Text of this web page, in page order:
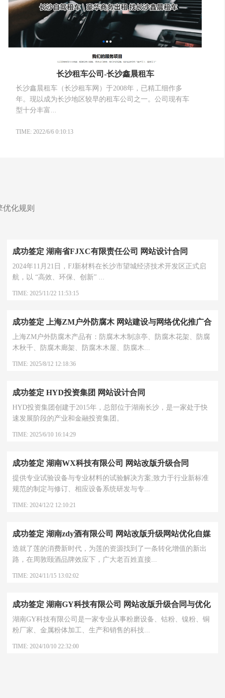
长沙租车公司-长沙鑫晨租车
长沙鑫晨租车（长沙租车网）于2008年，已精工细作多
年。现以成为长沙地区较早的租车公司之一。公司现有车
型十分丰富...
TIME: 2022/6/6 0:10:13
化规则
成功签定 湖南省FJXC有限责任公司 网站设计合同
2024年11月21日，FJ新材料在长沙市望城经济技术开发区正式启
航，以 “高效、环保、创新” ...
TIME: 2025/11/22 11:53:15
成功签定 上海ZM户外防腐木 网站建设与网络优化推广合
同
上海ZM户外防腐木产品有：防腐木木制凉亭、防腐木花架、防腐
木秋千、防腐木廊架、防腐木木屋、防腐木...
TIME: 2025/8/12 12:18:36
成功签定 HYD投资集团 网站设计合同
HYD投资集团创建于2015年，总部位于湖南长沙，是一家处于快
速发展阶段的产业和金融投资集团。
TIME: 2025/6/10 16:14:29
成功签定 湖南WX科技有限公司 网站改版升级合同
提供专业试验设备与专业材料的试验解决方案;致力于行业新标准
规范的制定与修订、相应设备系统研发与专...
TIME: 2024/12/2 12:10:21
成功签定 湖南zdy酒有限公司 网站改版升级网站优化自媒
体及小视频合同
造就了莲的消费新时代，为莲的资源找到了一条转化增值的新出
路，在周敦颐酒品牌效应下，广大老百姓直接...
TIME: 2024/11/15 13:02:02
成功签定 湖南GY科技有限公司 网站改版升级合同与优化
排名推广合同
湖南GY科技有限公司是一家专业从事粉磨设备、钴粉、镍粉、铜
粉厂家、金属粉体加工、生产和销售的科技...
TIME: 2024/10/10 22:32:00